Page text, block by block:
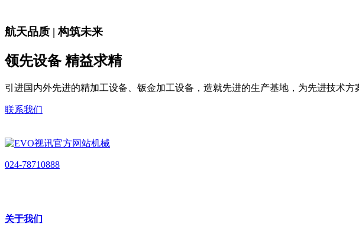
航天品质 | 构筑未来
领先设备 精益求精
引进国内外先进的精加工设备、钣金加工设备，造就先进的生产基地，为先进技术方
联系我们
024-78710888
关于我们